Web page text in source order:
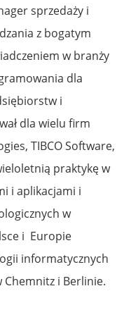
sprzedaży i
z bogatym
w branży
dla
i
dla wielu firm
TIBCO Software,
praktykę w
i aplikacjami i
w
i Europie
informatycznych
i Berlinie.